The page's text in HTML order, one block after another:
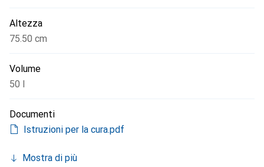
Altezza
75.50 cm
Volume
50 l
Documenti
Istruzioni per la cura.pdf
Mostra di più